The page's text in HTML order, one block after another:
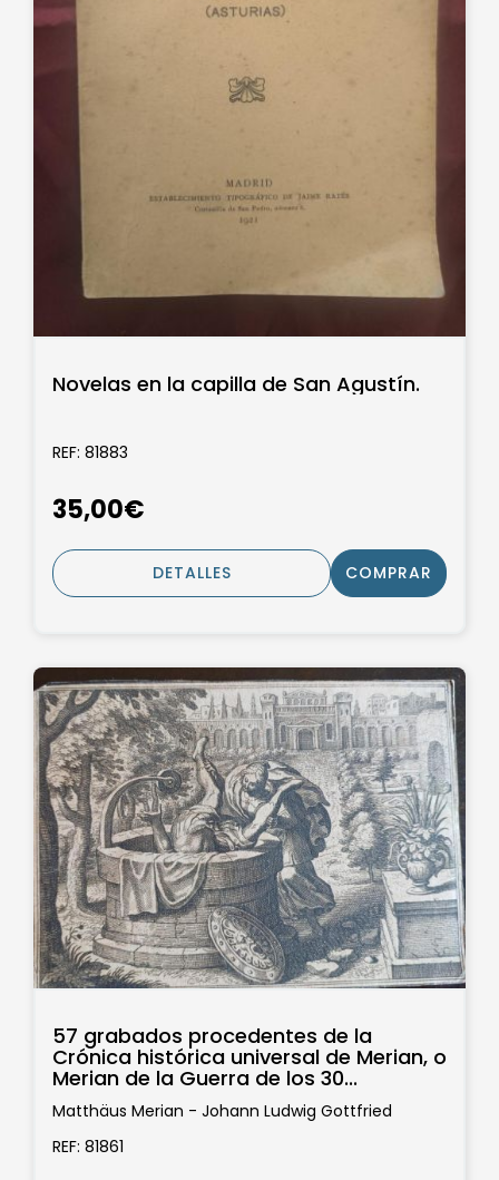
Novelas en la capilla de San Agustín.
REF: 81883
35,00€
DETALLES COMPRAR
57 grabados procedentes de la
Crónica histórica universal de Merian, o
Merian de la Guerra de los 30...
Matthäus Merian - Johann Ludwig Gottfried
REF: 81861